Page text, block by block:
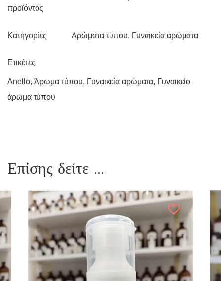
προϊόντος
Κατηγορίες Αρώματα τύπου, Γυναικεία αρώματα
Ετικέτες
Anello, Άρωμα τύπου, Γυναικεία αρώματα, Γυναικείο
άρωμα τύπου
Επίσης δείτε ...